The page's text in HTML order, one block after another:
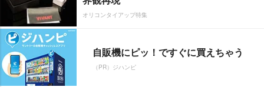
オリコンタイアップ特集
自販機にピッ！ですぐに買えちゃう
（PR）ジハンピ